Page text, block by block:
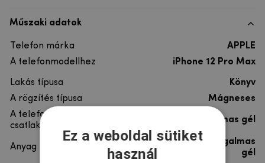
Műszaki adatok
Telefon márka
APPLE
A telefonmodellhez
iPhone 12 Pro Max
Lakás típusa
Könyv
A rögzítés típusa
Mágneses
A telefon
csatlakoztatása
rugalmas gél
Anyag
szintetikus bőr, rugalmas
gél
Ez a weboldal sütiket
használ